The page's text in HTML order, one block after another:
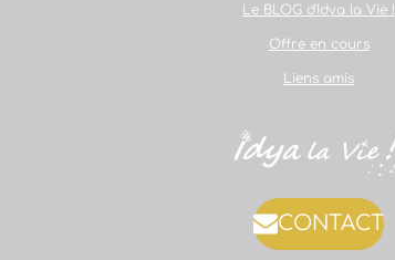
Le BLOG d'Idya la Vie !
Offre en cours
Liens amis
CONTACT